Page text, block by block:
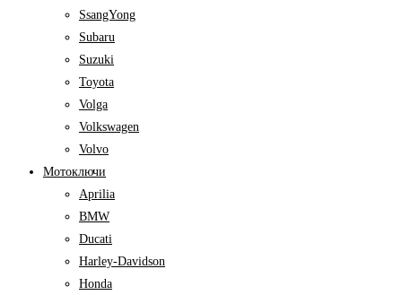
SsangYong
Subaru
Suzuki
Toyota
Volga
Volkswagen
Volvo
Мотоключи
Aprilia
BMW
Ducati
Harley-Davidson
Honda